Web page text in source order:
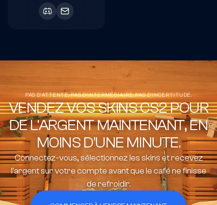
PAS D'ATTENTE. PAS D'INTERMÉDIAIRE. PAS D'INCERTITUDE.
VENDEZ VOS SKINS CS2 POUR
DE L'ARGENT MAINTENANT, EN
MOINS D'UNE MINUTE.
Connectez-vous, sélectionnez les skins et recevez
l'argent sur votre compte avant que le café ne finisse
de refroidir.